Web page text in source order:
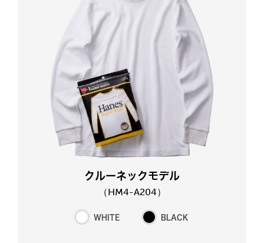
ク ルーネ ッ クモデル
（HM4-A204）
WHITE BLACK